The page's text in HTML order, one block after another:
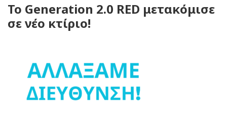
To Generation 2.0 RED μετακόμισε
σε νέο κτίριο!